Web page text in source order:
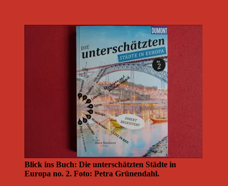
Blick ins Buch: Die unterschätzten Städte in
Europa no. 2. Foto: Petra Grünendahl.